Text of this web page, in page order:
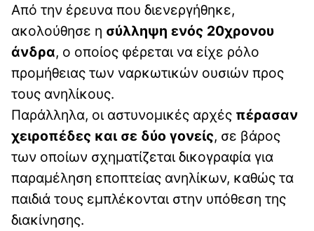
Από την έρευνα που διενεργήθηκε,
ακολούθησε η σύλληψη ενός 20χρονου
άνδρα, ο οποίος φέρεται να είχε ρόλο
προμήθειας των ναρκωτικών ουσιών προς
τους ανηλίκους.
Παράλληλα, οι αστυνομικές αρχές πέρασαν
χειροπέδες και σε δύο γονείς, σε βάρος
των οποίων σχηματίζεται δικογραφία για
παραμέληση εποπτείας ανηλίκων, καθώς τα
παιδιά τους εμπλέκονται στην υπόθεση της
διακίνησης.